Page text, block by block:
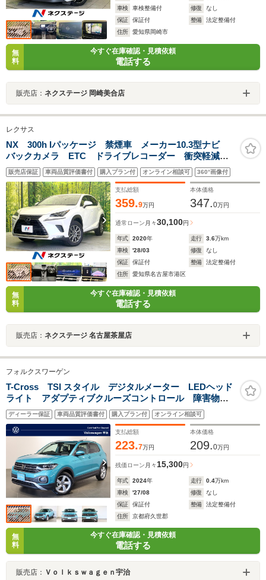
車検
車検整備付 修復
なし
保証
保証付 整備
法定整備付
住所
愛知県岡崎市
無
料
今すぐ在庫確認・見積依頼
電話する
販売店： ネクステージ 岡崎美合店
レクサス
NX 300h Iパッケージ 禁煙車 メーカー10.3型ナビ
バックカメラ ETC ドライブレコーダー 衝突軽減
レーダークルーズコントロール LEDヘッドライト シ
ートヒーター パワーバックドア
販売店保証 車両品質評価書付 購入プラン付 オンライン相談可 360°画像付
支払総額
359.9万円
本体価格
347.0万円
通常ローン 月々30,100円
年式 2020年 走行 3.6万km
車検
'28/03 修復
なし
保証
保証付 整備
法定整備付
住所
愛知県名古屋市港区
無
料
今すぐ在庫確認・見積依頼
電話する
販売店： ネクステージ 名古屋茶屋店
フォルクスワーゲン
T-Cross TSI スタイル デジタルメーター LEDヘッド
ライト アダプティブクルーズコントロール 障害物セ
ンサー 後方死角検知機能付 オートライト 純正アル
ミホイール Discover Proパッケージ
ディーラー保証 車両品質評価書付 購入プラン付 オンライン相談可
支払総額
223.7万円
本体価格
209.0万円
残価ローン 月々 15,300円
年式 2024年 走行 0.4万km
車検
'27/08 修復
なし
保証
保証付 整備
法定整備付
住所
京都府久世郡
無
料
今すぐ在庫確認・見積依頼
電話する
販売店： Ｖｏｌｋｓｗａｇｅｎ宇治